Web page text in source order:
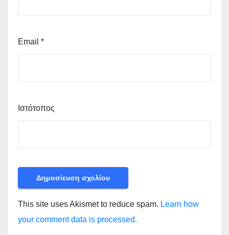
Email *
Ιστότοπος
This site uses Akismet to reduce spam. Learn how
your comment data is processed.